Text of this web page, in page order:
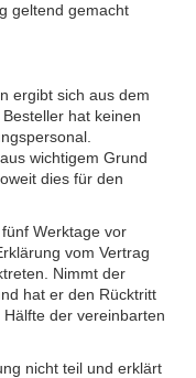
geltend gemacht
ergibt sich aus dem
hat keinen
wichtigem Grund
dies für den
Werktage vor
vom Vertrag
Nimmt der
hat er den Rücktritt
der vereinbarten
nicht teil und erklärt